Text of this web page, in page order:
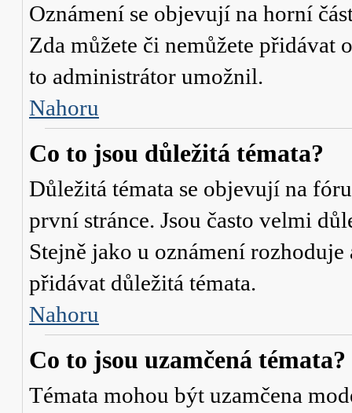
Oznámení se objevují na horní
Zda můžete či nemůžete přidávat
to administrátor umožnil.
Nahoru
Co to jsou důležitá témata?
Důležitá témata se objevují na
první stránce. Jsou často velmi
Stejně jako u oznámení
přidávat důležitá témata.
Nahoru
Co to jsou uzamčená témata?
Témata mohou být uzamčena